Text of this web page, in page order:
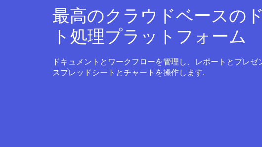
最高のクラウドベースの
ト処理プラットフォーム
ドキュメントとワークフローを管理し、レポートとプレゼ
スプレッドシートとチャートを操作します.